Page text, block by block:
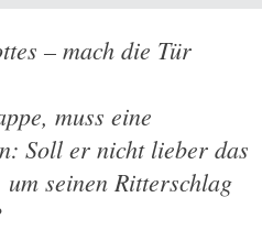
– mach die Tür
muss eine
Soll er nicht lieber das
seinen Ritterschlag